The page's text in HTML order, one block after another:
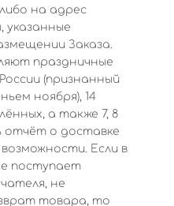
на адрес
указанные
Заказа.
праздничные
(признанный
ноября), 14
а также 7, 8
о доставке
Если в
поступает
не
товара, то